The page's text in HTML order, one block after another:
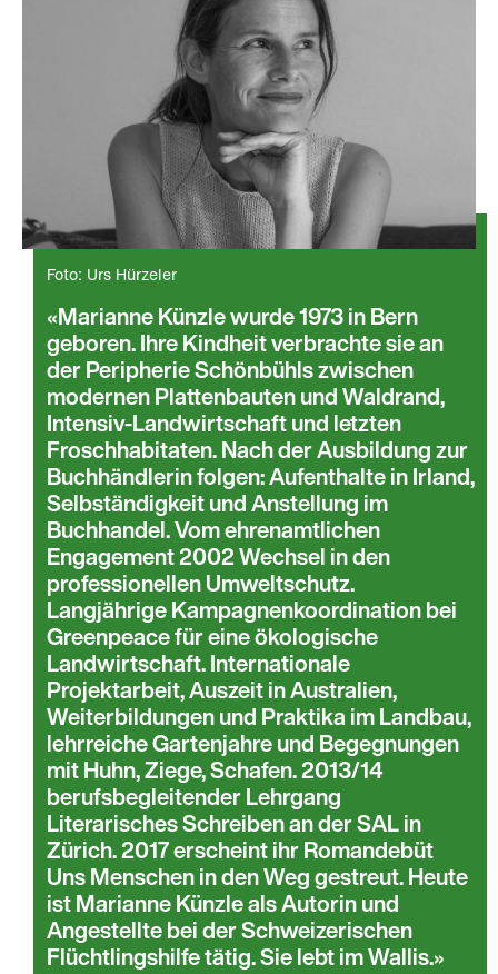
Foto: Urs Hürzeler
Marianne Künzle wurde 1973 in Bern
geboren. Ihre Kindheit verbrachte sie an
der Peripherie Schönbühls zwischen
modernen Plattenbauten und Waldrand,
Intensiv-Landwirtschaft und letzten
Froschhabitaten. Nach der Ausbildung zur
Buchhändlerin folgen: Aufenthalte in Irland,
Selbständigkeit und Anstellung im
Buchhandel. Vom ehrenamtlichen
Engagement 2002 Wechsel in den
professionellen Umweltschutz.
Langjährige Kampagnenkoordination bei
Greenpeace für eine ökologische
Landwirtschaft. Internationale
Projektarbeit, Auszeit in Australien,
Weiterbildungen und Praktika im Landbau,
lehrreiche Gartenjahre und Begegnungen
mit Huhn, Ziege, Schafen. 2013/14
berufsbegleitender Lehrgang
Literarisches Schreiben an der SAL in
Zürich. 2017 erscheint ihr Romandebüt
Uns Menschen in den Weg gestreut. Heute
ist Marianne Künzle als Autorin und
Angestellte bei der Schweizerischen
Flüchtlingshilfe tätig. Sie lebt im Wallis.